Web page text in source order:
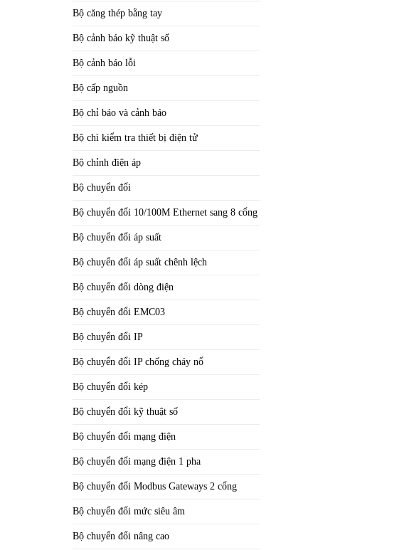
Bộ căng thép bằng tay
Bộ cảnh báo kỹ thuật số
Bộ cảnh báo lỗi
Bộ cấp nguồn
Bộ chỉ báo và cảnh báo
Bộ chì kiểm tra thiết bị điện tử
Bộ chỉnh điện áp
Bộ chuyển đổi
Bộ chuyển đổi 10/100M Ethernet sang 8 cổng
Bộ chuyển đổi áp suất
Bộ chuyển đổi áp suất chênh lệch
Bộ chuyển đổi dòng điện
Bộ chuyển đổi EMC03
Bộ chuyển đổi IP
Bộ chuyển đổi IP chống cháy nổ
Bộ chuyển đổi kép
Bộ chuyển đổi kỹ thuật số
Bộ chuyển đổi mạng điện
Bộ chuyển đổi mạng điện 1 pha
Bộ chuyển đổi Modbus Gateways 2 cổng
Bộ chuyển đổi mức siêu âm
Bộ chuyển đổi nâng cao